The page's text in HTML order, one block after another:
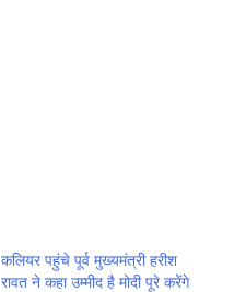
कलियर पहुंचे पूर्व मुख्यमंत्री हरीश
रावत ने कहा उम्मीद है मोदी पूरे करेंगे